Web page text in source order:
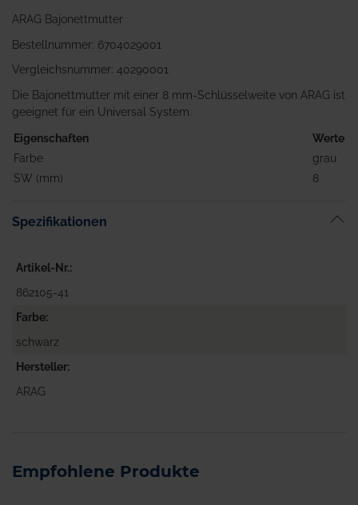
ARAG Bajonettmutter
Bestellnummer: 6704029001
Vergleichsnummer: 40290001
Die Bajonettmutter mit einer 8 mm-Schlüsselweite von ARAG ist
geeignet für ein Universal System.
Eigenschaften
Werte
Farbe
grau
SW (mm)
8
Spezifikationen
Artikel-Nr.
862105-41
Farbe
schwarz
Hersteller
ARAG
Empfohlene Produkte